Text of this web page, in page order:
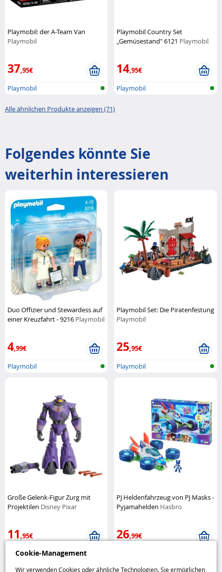
Cookie-Management
Wir verwenden Cookies oder ähnliche Technologien. Sie ermöglichen
Playmobil: der A-Team Van
Playmobil
37,95€
Playmobil
Playmobil Country Set
,,Gemüsestand" 6121 Playmobil
14,95€
Playmobil
Alle ähnlichen Produkte anzeigen (71)
Folgendes könnte Sie
weiterhin interessieren
Duo Offizier und Stewardess auf
einer Kreuzfahrt - 9216 Playmobil
4,99€
Playmobil
Playmobil Set: Die Piratenfestung
Playmobil
25,95€
Playmobil
Große Gelenk-Figur Zurg mit
Projektilen Disney Pixar
11,95€
Toy Story
PJ Heldenfahrzeug von PJ Masks -
Pyjamahelden Hasbro
26,99€